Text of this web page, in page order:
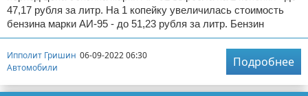
47,17 рубля за литр. На 1 копейку увеличилась стоимость
бензина марки АИ-95 - до 51,23 рубля за литр. Бензин
Ипполит Гришин 06-09-2022 06:30
Автомобили
Подробнее